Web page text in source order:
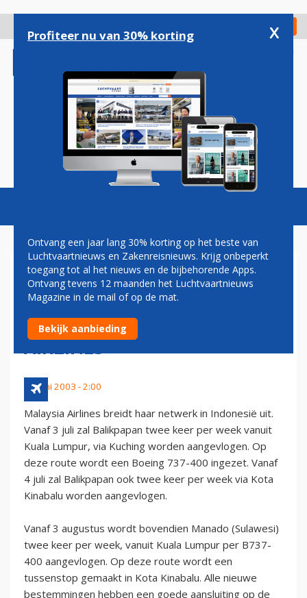
gaan
Check in
Magazine Podcasts Vacatures
UITBREIDING AANTAL
INDONESISCHE
BESTEMMINGEN MALAYSIA
AIRLINES
26 juni 2003 - 2:00
Malaysia Airlines breidt haar netwerk in Indonesië uit.
Vanaf 3 juli zal Balikpapan twee keer per week vanuit
Kuala Lumpur, via Kuching worden aangevlogen. Op
deze route wordt een Boeing 737-400 ingezet. Vanaf
4 juli zal Balikpapan ook twee keer per week via Kota
Kinabalu worden aangevlogen.
Vanaf 3 augustus wordt bovendien Manado (Sulawesi)
twee keer per week, vanuit Kuala Lumpur per B737-
400 aangevlogen. Op deze route wordt een
tussenstop gemaakt in Kota Kinabalu. Alle nieuwe
bestemmingen hebben een goede aansluiting op de
Profiteer nu van 30% korting x
Ontvang een jaar lang 30% korting op het beste van
Luchtvaartnieuws en Zakenreisnieuws. Krijg onbeperkt
toegang tot al het nieuws en de bijbehorende Apps.
Ontvang tevens 12 maanden het Luchtvaartnieuws
Magazine in de mail of op de mat.
Bekijk aanbieding